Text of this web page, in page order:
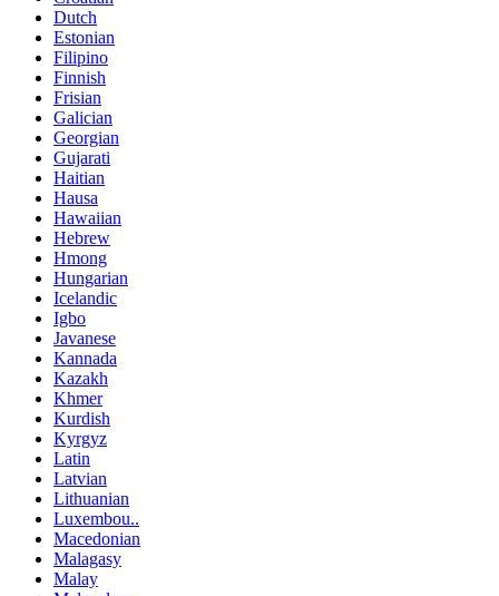
Dutch
Estonian
Filipino
Finnish
Frisian
Galician
Georgian
Gujarati
Haitian
Hausa
Hawaiian
Hebrew
Hmong
Hungarian
Icelandic
Igbo
Javanese
Kannada
Kazakh
Khmer
Kurdish
Kyrgyz
Latin
Latvian
Lithuanian
Luxembou..
Macedonian
Malagasy
Malay